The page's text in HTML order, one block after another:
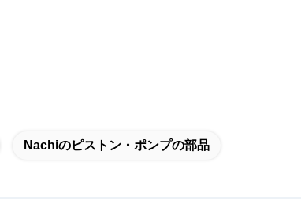
Nachiのピストン・ポンプの部品